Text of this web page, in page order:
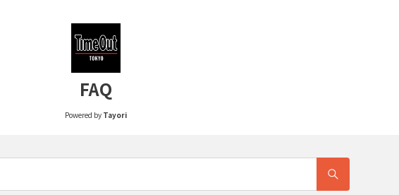
FAQ
Powered by Tayori